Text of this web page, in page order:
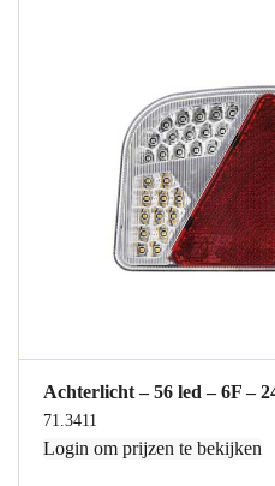
Achterlicht – 56 led – 6F –
71.3411
Login om prijzen te bekijken